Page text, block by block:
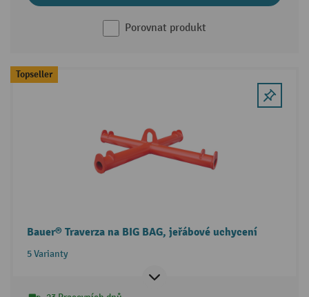
Porovnat produkt
Topseller
Bauer® Traverza na BIG BAG, jeřábové uchycení
5 Varianty